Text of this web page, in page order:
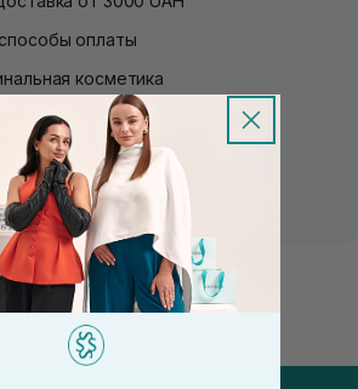
оплаты
косметика
и лояльности
и топ товары
от косметологов